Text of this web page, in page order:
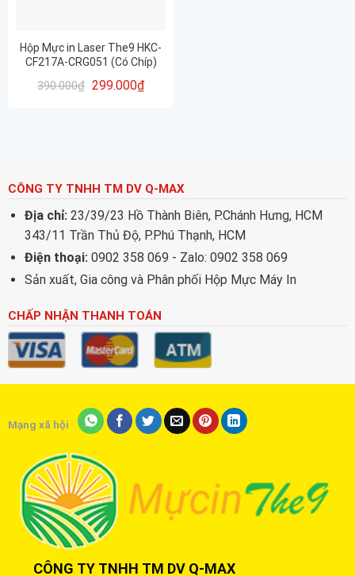
Hộp Mực in Laser The9 HKC-
CF217A-CRG051 (Có Chíp)
CRG051)
390.000₫ 299.000₫
CÔNG TY TNHH TM DV Q-MAX
Địa chỉ: 23/39/23 Hồ Thành Biên, P.Chánh Hưng, HCM
343/11 Trần Thủ Độ, P.Phú Thạnh, HCM
Điện thoại: 0902 358 069 - Zalo: 0902 358 069
Sản xuất, Gia công và Phân phối Hộp Mực Máy In
CHẤP NHẬN THANH TOÁN
Mạng xã hội
CÔNG TY TNHH TM DV Q-MAX